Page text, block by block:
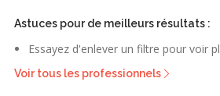
Astuces pour de meilleurs résultats :
Essayez d'enlever un filtre pour voir
Voir tous les professionnels